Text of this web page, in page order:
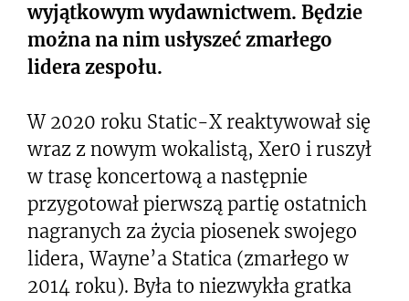
wyjątkowym wydawnictwem. Będzie
można na nim usłyszeć zmarłego
lidera zespołu.
W 2020 roku Static-X reaktywował się
wraz z nowym wokalistą, Xer0 i ruszył
w trasę koncertową a następnie
przygotował pierwszą partię ostatnich
nagranych za życia piosenek swojego
lidera, Wayne’a Statica (zmarłego w
2014 roku). Była to niezwykła gratka